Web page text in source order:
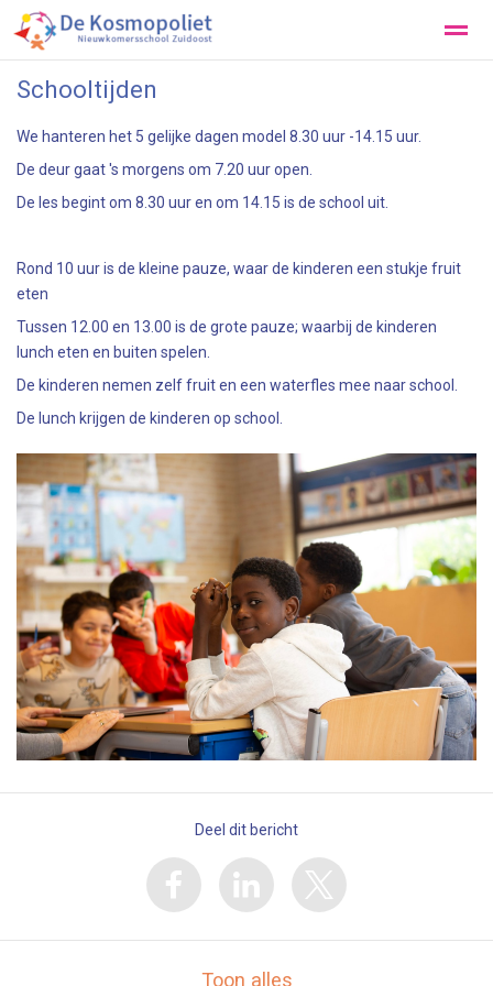
Onze School Praktische info
Zoeken Locatie
Schooltijden
We hanteren het 5 gelijke dagen model 8.30 uur -14.15 uur.
De deur gaat 's morgens om 7.20 uur open.
De les begint om 8.30 uur en om 14.15 is de school uit.
Rond 10 uur is de kleine pauze, waar de kinderen een stukje fruit
eten
Tussen 12.00 en 13.00 is de grote pauze; waarbij de kinderen
lunch eten en buiten spelen.
De kinderen nemen zelf fruit en een waterfles mee naar school.
De lunch krijgen de kinderen op school.
Deel dit bericht
Toon alles